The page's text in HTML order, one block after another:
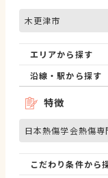
木更津市
エリアから探す
沿線・駅から探す
特徴
日本熱傷学会熱傷専
こだわり条件から